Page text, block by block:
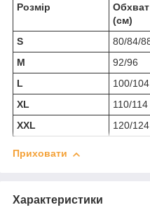
Розмір
(см)
S
80/84/
M
92/96
L
100/104
XL
110/114
XXL
120/124
Приховати
Характеристики